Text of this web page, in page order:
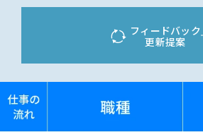
フィードバック
更新提案